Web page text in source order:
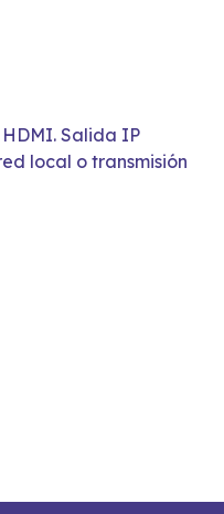
Salida IP
local o transmisión